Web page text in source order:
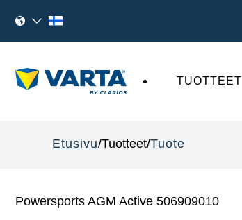
TUOTTEET
Etusivu Tuotteet Tuote
Powersports AGM Active 506909010